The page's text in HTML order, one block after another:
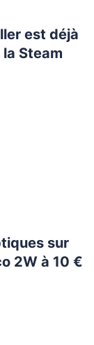
est déjà
Steam
sur
2W à 10 €